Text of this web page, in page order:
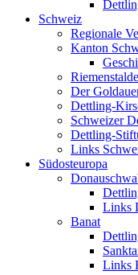
Schweiz
Regionale
Kanton
Der
Dettling-
Schweizer
Dettling-
Links
Südosteuropa
Links
Banat
Links